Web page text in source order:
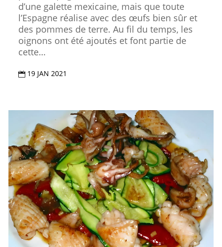
d’une galette mexicaine, mais que toute
l’Espagne réalise avec des œufs bien sûr et
des pommes de terre. Au fil du temps, les
oignons ont été ajoutés et font partie de
cette…
 19 JAN 2021